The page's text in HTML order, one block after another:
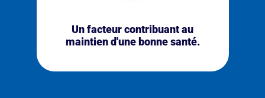
Un facteur contribuant au
maintien d'une bonne santé.